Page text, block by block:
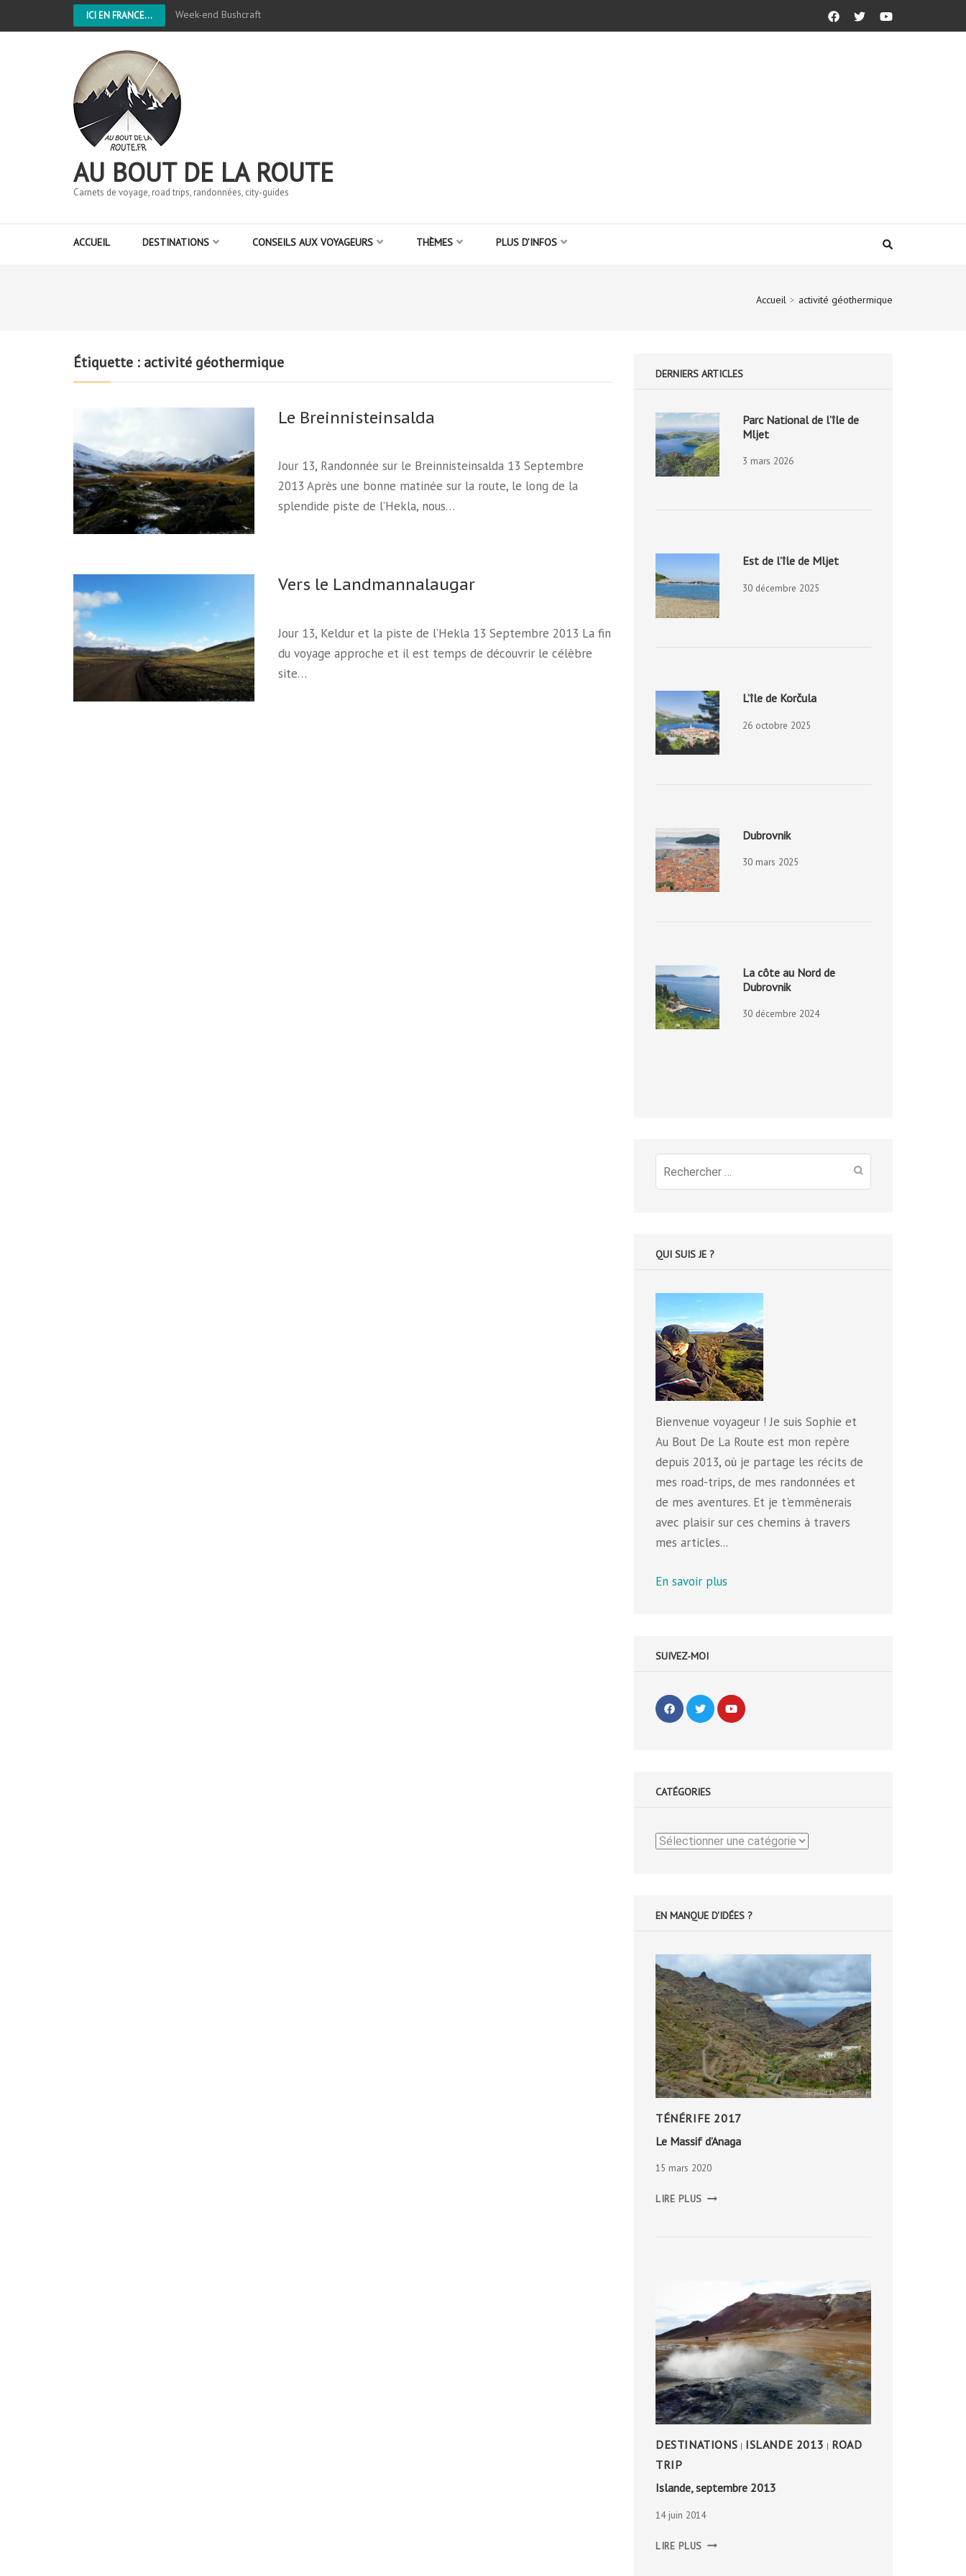
ICI EN FRANCE... Week-end Bushcraft
AU BOUT DE LA ROUTE
Carnets de voyage, road trips, randonnées, city-guides
ACCUEIL DESTINATIONS CONSEILS AUX VOYAGEURS THÈMES PLUS D’INFOS
Accueil > activité géothermique
Étiquette : activité géothermique
Le Breinnisteinsalda
Jour 13, Randonnée sur le Breinnisteinsalda 13 Septembre
2013 Après une bonne matinée sur la route, le long de la
splendide piste de l’Hekla, nous…
Vers le Landmannalaugar
Jour 13, Keldur et la piste de l’Hekla 13 Septembre 2013 La fin
du voyage approche et il est temps de découvrir le célèbre
site…
DERNIERS ARTICLES
Parc National de l’île de
Mljet
3 mars 2026
Est de l’île de Mljet
30 décembre 2025
L’île de Korčula
26 octobre 2025
Dubrovnik
30 mars 2025
La côte au Nord de
Dubrovnik
30 décembre 2024
Recherche
pour
QUI SUIS JE ?
Bienvenue voyageur ! Je suis Sophie et
Au Bout De La Route est mon repère
depuis 2013, où je partage les récits de
mes road-trips, de mes randonnées et
de mes aventures. Et je t'emmènerais
avec plaisir sur ces chemins à travers
mes articles...
En savoir plus
SUIVEZ-MOI
CATÉGORIES
Catégories
EN MANQUE D'IDÉES ?
TÉNÉRIFE 2017
Le Massif d’Anaga
15 mars 2020
LIRE PLUS MASSIF
DESTINATIONS | ISLANDE 2013 | ROAD
TRIP
Islande, septembre 2013
14 juin 2014
LIRE PLUS SEPTEMBRE